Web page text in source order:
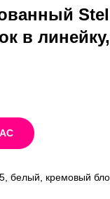
в
белый, кремовый